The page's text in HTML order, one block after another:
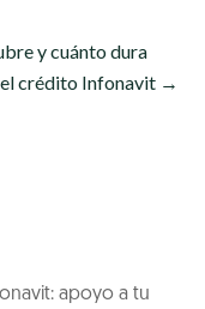
y cuánto dura
crédito Infonavit→
apoyo a tu